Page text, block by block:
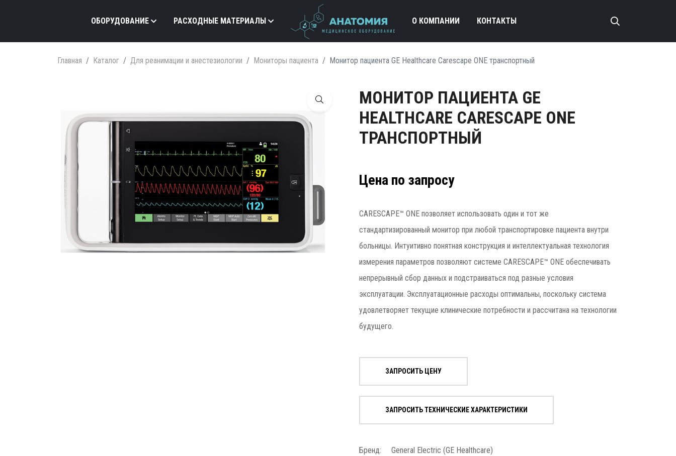
ОБОРУДОВАНИЕ РАСХОДНЫЕ МАТЕРИАЛЫ О КОМПАНИИ КОНТАКТЫ
Главная Каталог Для реанимации и анестезиологии Мониторы пациента Монитор пациента GE Healthcare Carescape ONE транспортный
МОНИТОР ПАЦИЕНТА GE
HEALTHCARE CARESCAPE ONE
ТРАНСПОРТНЫЙ
Цена по запросу
CARESCAPE™ ONE позволяет использовать один и тот же
стандартизированный монитор при любой транспортировке пациента внутри
больницы. Интуитивно понятная конструкция и интеллектуальная технология
измерения параметров позволяют системе CARESCAPE™ ONE обеспечивать
непрерывный сбор данных и подстраиваться под разные условия
эксплуатации. Эксплуатационные расходы оптимальны, поскольку система
удовлетворяет текущие клинические потребности и рассчитана на технологии
будущего.
ЗАПРОСИТЬ ЦЕНУ
ЗАПРОСИТЬ ТЕХНИЧЕСКИЕ ХАРАКТЕРИСТИКИ
Бренд: General Electric (GE Healthcare)